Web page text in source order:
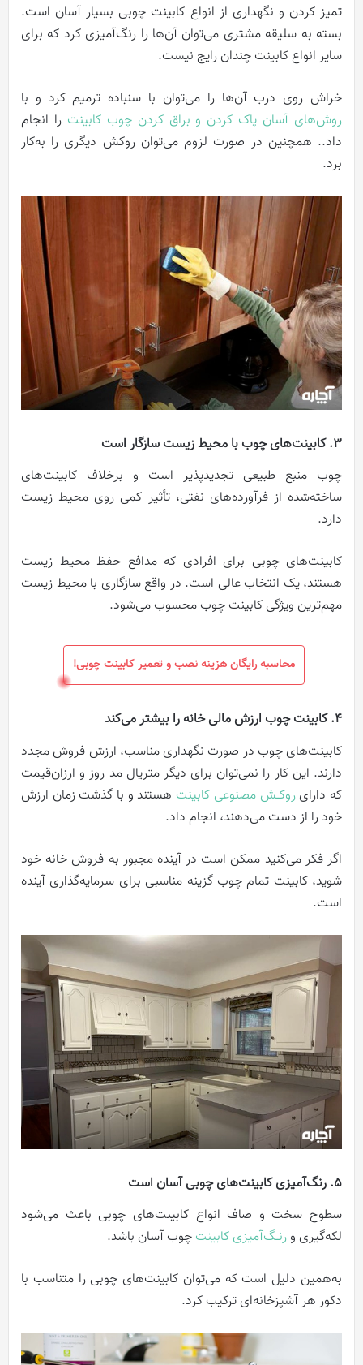
تمیز کردن و نگهداری از انواع کابینت چوبی بسیار آسان است.
بسته به سلیقه مشتری می‌توان آن‌ها را رنگ‌آمیزی کرد که برای
سایر انواع کابینت چندان رایج نیست.
خراش روی درب آن‌ها را می‌توان با سنباده ترمیم کرد و با
روش‌های آسان پاک کردن و براق کردن چوب کابینت را انجام
داد.. همچنین در صورت لزوم می‌توان روکش دیگری را به‌کار
برد.
3. کابینت‌های چوب با محیط زیست سازگار است
چوب منبع طبیعی تجدیدپذیر است و برخلاف کابینت‌های
ساخته‌شده از فرآورده‌های نفتی، تأثیر کمی روی محیط زیست
دارد.
کابینت‌های چوبی برای افرادی که مدافع حفظ محیط زیست
هستند، یک انتخاب عالی است. در واقع سازگاری با محیط زیست
مهم‌ترین ویژگی کابینت چوب محسوب می‌شود.
محاسبه رایگان هزینه نصب و تعمیر کابینت چوبی!
4. کابینت چوب ارزش مالی خانه را بیشتر می‌کند
کابینت‌های چوب در صورت نگهداری مناسب، ارزش فروش مجدد
دارند. این کار را نمی‌توان برای دیگر متریال مد روز و ارزان‌قیمت
که دارایروکــش مصنوعی کابینت هستند و با گذشت زمان ارزش
خود را از دست می‌دهند، انجام داد.
اگر فکر می‌کنید ممکن است در آینده مجبور به فروش خانه خود
شوید، کابینت تمام چوب گزینه مناسبی برای سرمایه‌گذاری آینده
است.
5. رنگ‌آمیزی کابینت‌های چوبی آسان است
سطوح سخت و صاف انواع کابینت‌های چوبی باعث می‌شود
لکه‌گیری و رنــگ‌آمیزی کابینت‌ چوب آسان باشد.
به‌همین دلیل است که می‌توان کابینت‌های چوبی را متناسب با
دکور هر آشپزخانه‌ای ترکیب کرد.